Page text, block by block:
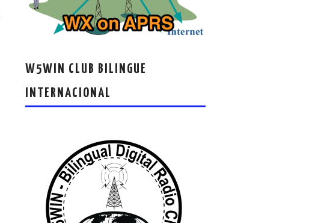
W5WIN CLUB BILINGUE
INTERNACIONAL